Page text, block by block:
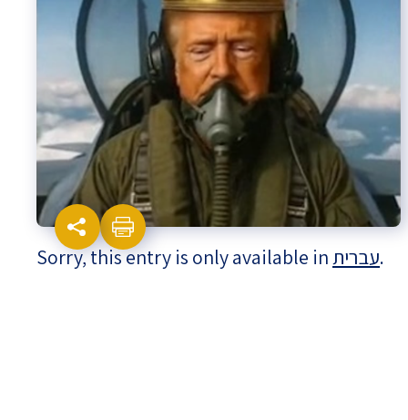
Israel-China Relations
Sorry, this entry is only available in עברית.